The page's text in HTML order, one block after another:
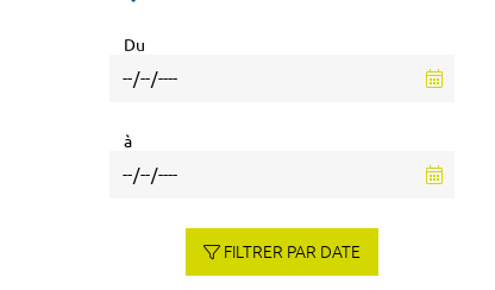
Du
à
FILTRER PAR DATE